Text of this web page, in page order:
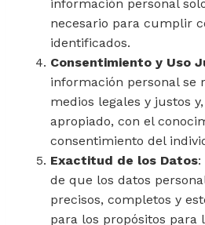
información personal
necesario para cumplir
identificados.
Consentimiento y Uso
información personal se
medios legales y justos
apropiado, con el
consentimiento del
Exactitud de los Datos:
de que los datos
precisos, completos y
para los propósitos para